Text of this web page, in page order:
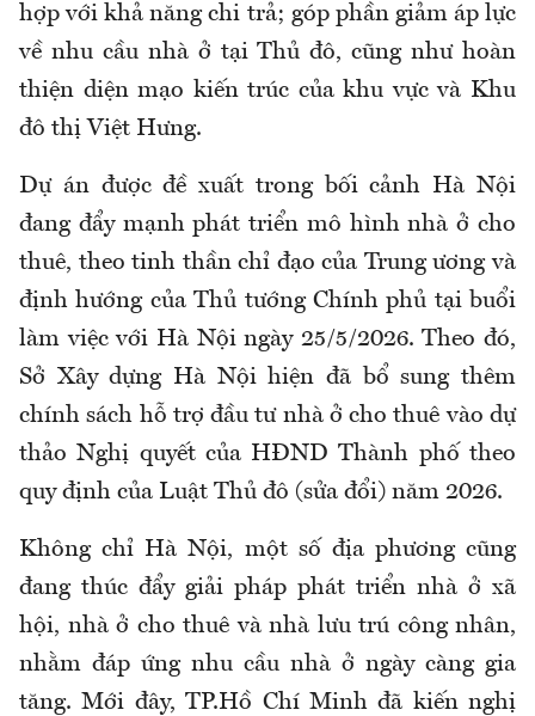
hợp với khả năng chi trả; góp phần giảm áp lực
về nhu cầu nhà ở tại Thủ đô, cũng như hoàn
thiện diện mạo kiến trúc của khu vực và Khu
đô thị Việt Hưng.
Dự án được đề xuất trong bối cảnh Hà Nội
đang đẩy mạnh phát triển mô hình nhà ở cho
thuê, theo tinh thần chỉ đạo của Trung ương và
định hướng của Thủ tướng Chính phủ tại buổi
làm việc với Hà Nội ngày 25/5/2026. Theo đó,
Sở Xây dựng Hà Nội hiện đã bổ sung thêm
chính sách hỗ trợ đầu tư nhà ở cho thuê vào dự
thảo Nghị quyết của HĐND Thành phố theo
quy định của Luật Thủ đô (sửa đổi) năm 2026.
Không chỉ Hà Nội, một số địa phương cũng
đang thúc đẩy giải pháp phát triển nhà ở xã
hội, nhà ở cho thuê và nhà lưu trú công nhân,
nhằm đáp ứng nhu cầu nhà ở ngày càng gia
tăng. Mới đây, TP.Hồ Chí Minh đã kiến nghị